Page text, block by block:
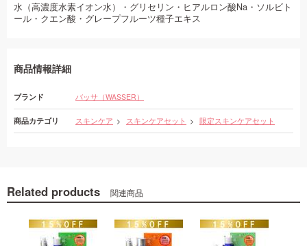
水（高濃度水素イオン水）・グリセリン・ヒアルロン酸Na・ソルビト
ール・クエン酸・グレープフルーツ種子エキス
商品情報詳細
ブランド バッサ（WASSER）
商品カテゴリ スキンケア スキンケアセット 限定スキンケアセット
Related products 関連商品